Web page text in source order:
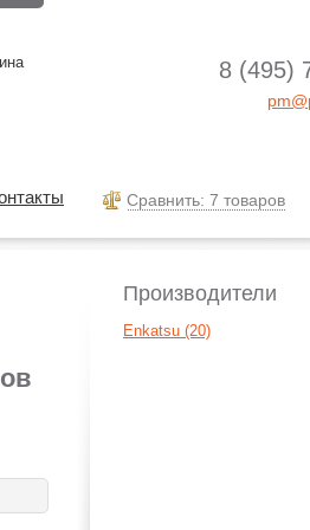
Производители
Enkatsu (20)
8 (495)
Cравнить: 7 товаров